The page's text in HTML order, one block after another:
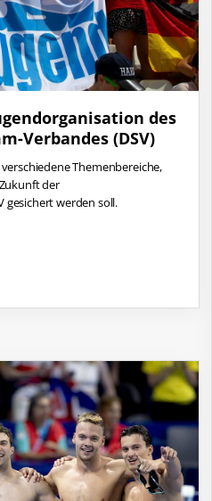
des
Verbandes (DSV)
Themenbereiche,
der
gesichert werden soll.